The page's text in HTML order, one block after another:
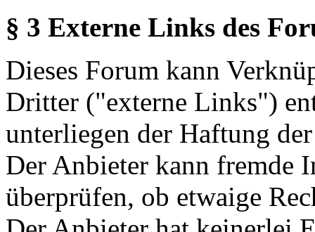
§ 3 Externe Links des
Dieses Forum kann
Dritter ("externe Links")
unterliegen der Haftung
Der Anbieter kann fremde
überprüfen, ob etwaige